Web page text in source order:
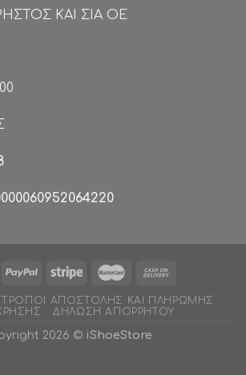
ΚΑΙ ΣΙΑ ΟΕ
ΤΡΌΠΟΙ ΑΠΟΣΤΟΛΉΣ ΚΑΙ ΠΛΗΡΩΜΉΣ
ΔΉΛΩΣΗ ΑΠΟΡΡΉΤΟΥ
2026 © iShoeStore